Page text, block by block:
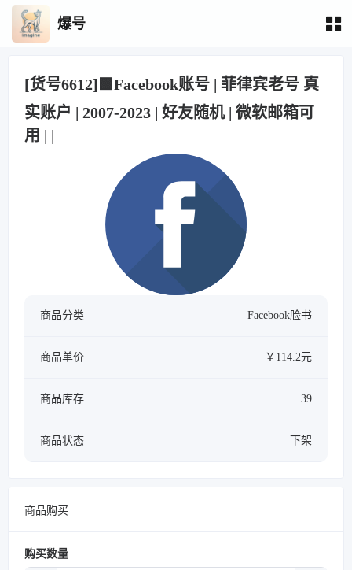
爆号
[货号6612]🟩Facebook账号 | 菲律宾老号 真
实账户 | 2007-2023 | 好友随机 | 微软邮箱可
用 | |
商品分类 Facebook脸书
商品单价 ￥114.2元
商品库存 39
商品状态 下架
商品购买
购买数量